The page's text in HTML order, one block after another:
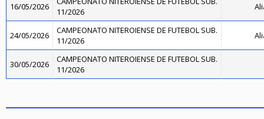
16/05/2026
11/2026
24/05/2026
CAMPEONATO NITEROIENSE DE FUTEBOL SUB.
11/2026
30/05/2026
CAMPEONATO NITEROIENSE DE FUTEBOL SUB.
11/2026